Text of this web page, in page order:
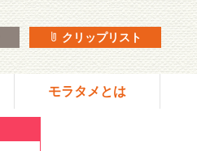
クリップリスト
モラタメとは